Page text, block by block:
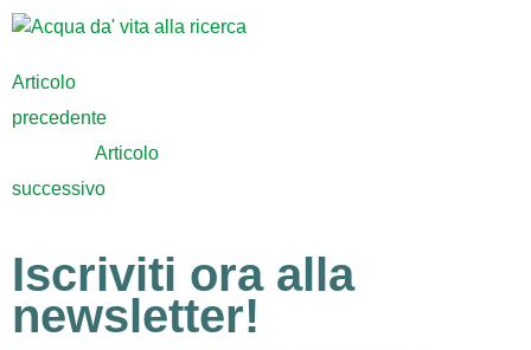
Articolo
precedente
Articolo
successivo
Iscriviti ora alla
newsletter!